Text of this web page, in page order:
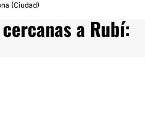
(Ciudad)
a Rubí: